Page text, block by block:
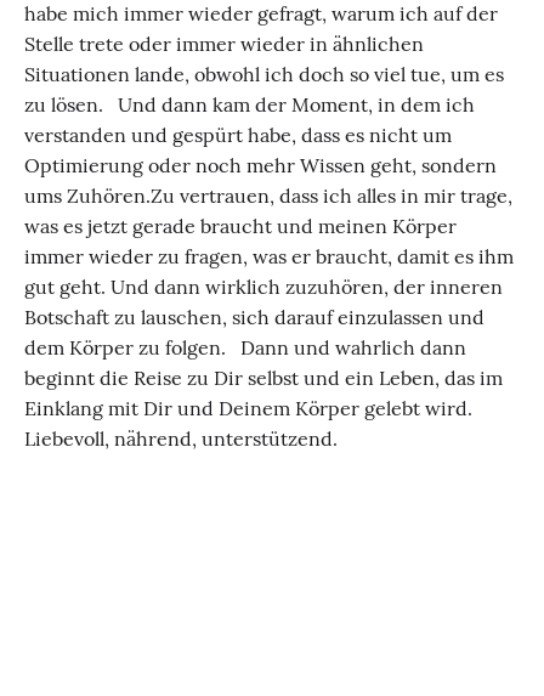
habe mich immer wieder gefragt, warum ich auf der
Stelle trete oder immer wieder in ähnlichen
Situationen lande, obwohl ich doch so viel tue, um es
zu lösen. Und dann kam der Moment, in dem ich
verstanden und gespürt habe, dass es nicht um
Optimierung oder noch mehr Wissen geht, sondern
ums Zuhören. ​ Zu vertrauen, dass ich alles in mir trage,
was es jetzt gerade braucht und meinen Körper
immer wieder zu fragen, was er braucht, damit es ihm
gut geht. Und dann wirklich zuzuhören, der inneren
Botschaft zu lauschen, sich darauf einzulassen und
dem Körper zu folgen. Dann und wahrlich dann
beginnt die Reise zu Dir selbst und ein Leben, das im
Einklang mit Dir und Deinem Körper gelebt wird.
Liebevoll, nährend, unterstützend.